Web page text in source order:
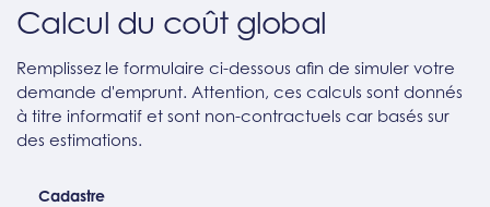
Calcul du coût global
Remplissez le formulaire ci-dessous afin de simuler votre
demande d'emprunt. Attention, ces calculs sont donnés
à titre informatif et sont non-contractuels car basés sur
des estimations.
Cadastre